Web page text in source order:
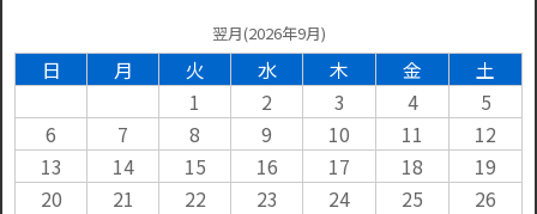
翌月(2026年9月)
日 月 火 水 木 金
土
1
2 3 4
5
6
7 8 9 10 11
12
13
14 15 16 17 18
19
20
21 22 23 24 25
26